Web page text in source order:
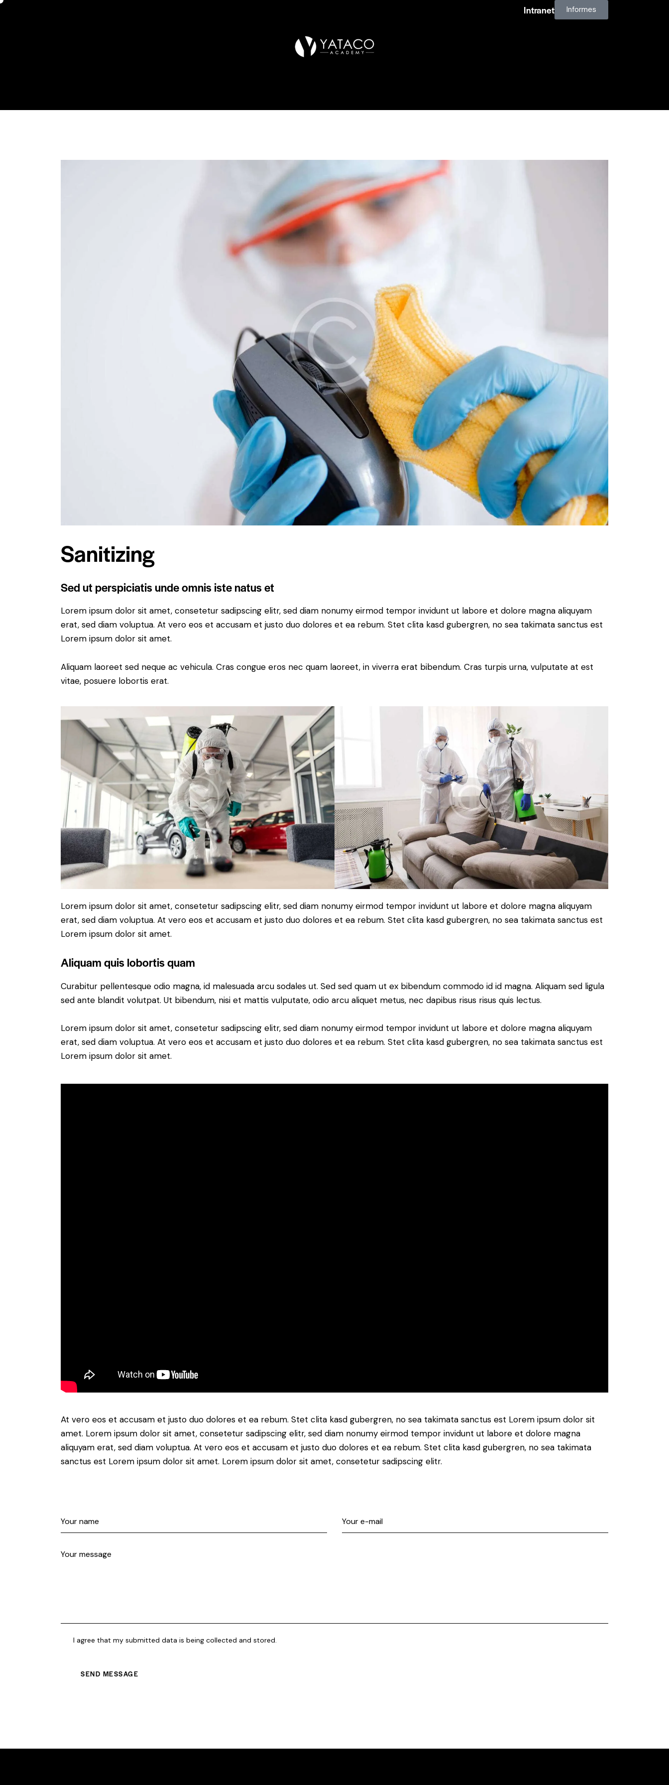
Intranet Informes
Sanitizing
Sed ut perspiciatis unde omnis iste natus et
Lorem ipsum dolor sit amet, consetetur sadipscing elitr, sed diam nonumy eirmod tempor invidunt ut labore et dolore magna aliquyam
erat, sed diam voluptua. At vero eos et accusam et justo duo dolores et ea rebum. Stet clita kasd gubergren, no sea takimata sanctus est
Lorem ipsum dolor sit amet.
Aliquam laoreet sed neque ac vehicula. Cras congue eros nec quam laoreet, in viverra erat bibendum. Cras turpis urna, vulputate at est
vitae, posuere lobortis erat.
Lorem ipsum dolor sit amet, consetetur sadipscing elitr, sed diam nonumy eirmod tempor invidunt ut labore et dolore magna aliquyam
erat, sed diam voluptua. At vero eos et accusam et justo duo dolores et ea rebum. Stet clita kasd gubergren, no sea takimata sanctus est
Lorem ipsum dolor sit amet.
Aliquam quis lobortis quam
Curabitur pellentesque odio magna, id malesuada arcu sodales ut. Sed sed quam ut ex bibendum commodo id id magna. Aliquam sed ligula
sed ante blandit volutpat. Ut bibendum, nisi et mattis vulputate, odio arcu aliquet metus, nec dapibus risus risus quis lectus.
Lorem ipsum dolor sit amet, consetetur sadipscing elitr, sed diam nonumy eirmod tempor invidunt ut labore et dolore magna aliquyam
erat, sed diam voluptua. At vero eos et accusam et justo duo dolores et ea rebum. Stet clita kasd gubergren, no sea takimata sanctus est
Lorem ipsum dolor sit amet.
At vero eos et accusam et justo duo dolores et ea rebum. Stet clita kasd gubergren, no sea takimata sanctus est Lorem ipsum dolor sit
amet. Lorem ipsum dolor sit amet, consetetur sadipscing elitr, sed diam nonumy eirmod tempor invidunt ut labore et dolore magna
aliquyam erat, sed diam voluptua. At vero eos et accusam et justo duo dolores et ea rebum. Stet clita kasd gubergren, no sea takimata
sanctus est Lorem ipsum dolor sit amet. Lorem ipsum dolor sit amet, consetetur sadipscing elitr.
I agree that my submitted data is being collected and stored.
SEND MESSAGE